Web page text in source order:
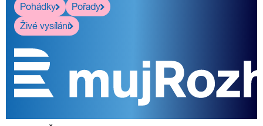
Pohádky
Pořady
Živé vysílání